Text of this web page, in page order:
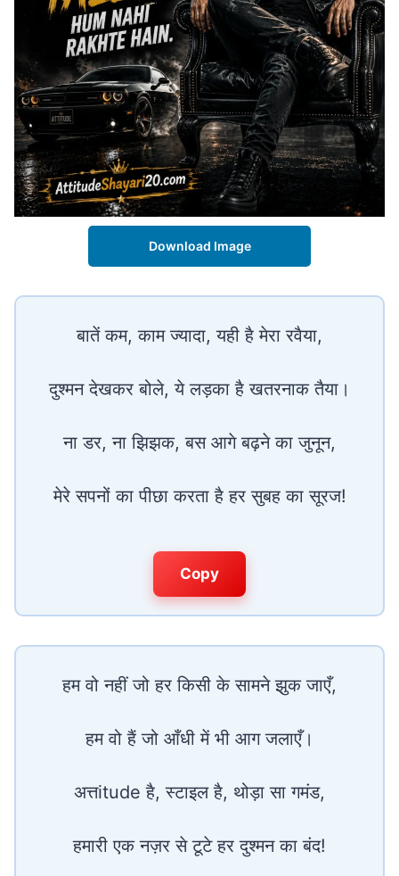
Download Image
बातें कम, काम ज्यादा, यही है मेरा रवैया,
दुश्मन देखकर बोले, ये लड़का है खतरनाक तैया।
ना डर, ना झिझक, बस आगे बढ़ने का जुनून,
मेरे सपनों का पीछा करता है हर सुबह का सूरज!
Copy
हम वो नहीं जो हर किसी के सामने झुक जाएँ,
हम वो हैं जो आँधी में भी आग जलाएँ।
अत्तitude है, स्टाइल है, थोड़ा सा गमंड,
हमारी एक नज़र से टूटे हर दुश्मन का बंद!